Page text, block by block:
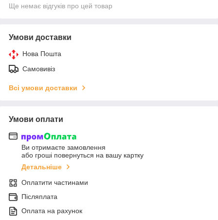
Ще немає відгуків про цей товар
Умови доставки
Нова Пошта
Самовивіз
Всі умови доставки
Умови оплати
Ви отримаєте замовлення
або гроші повернуться на вашу картку
Детальніше
Оплатити частинами
Післяплата
Оплата на рахунок